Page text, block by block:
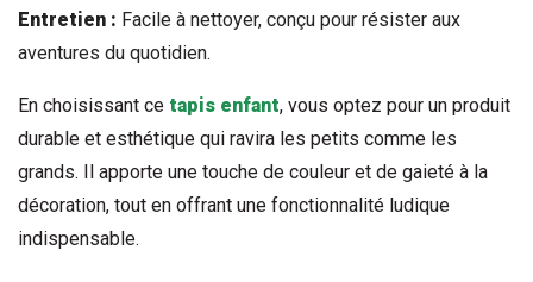
Entretien : Facile à nettoyer, conçu pour résister aux
aventures du quotidien.
En choisissant ce tapis enfant, vous optez pour un produit
durable et esthétique qui ravira les petits comme les
grands. Il apporte une touche de couleur et de gaieté à la
décoration, tout en offrant une fonctionnalité ludique
indispensable.